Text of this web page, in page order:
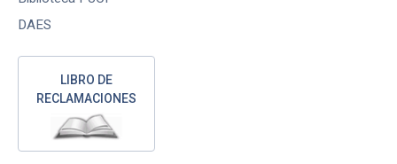
DAES
LIBRO DE
RECLAMACIONES